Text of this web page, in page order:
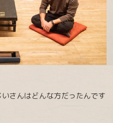
さんはどんな方だったんです